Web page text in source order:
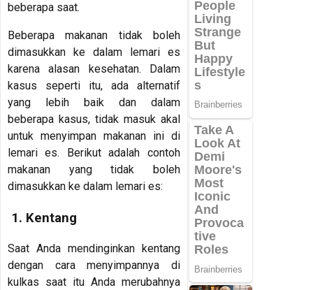
beberapa saat.
Beberapa makanan tidak boleh
dimasukkan ke dalam lemari es
karena alasan kesehatan. Dalam
kasus seperti itu, ada alternatif
yang lebih baik dan dalam
beberapa kasus, tidak masuk akal
untuk menyimpan makanan ini di
lemari es. Berikut adalah contoh
makanan yang tidak boleh
dimasukkan ke dalam lemari es:
1. Kentang
Saat Anda mendinginkan kentang
dengan cara menyimpannya di
kulkas saat itu Anda merubahnya